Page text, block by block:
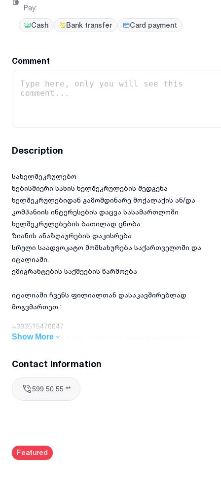
Pay:
Cash Bank transfer Card payment
Comment
Description
სახელშეკრულებო
ნებისმიერი სახის ხელშეკრულების შედგენა
ხელშეკრულებიდან გამომდინარე მოქალაქის ან/და
კომპანიის ინტერესების დაცვა სასამართლოში
ხელშეკრულებების ბათილად ცნობა
ზიანის ანაზღაურების დაკისრება
სრული საადვოკატო მომსახურება საქართველოში და
იტალიაში.
ემიგრანტების საქმეების წარმოება
იტალიაში ჩვენს ფილიალთან დასაკავშირებლად
მოგვმართეთ :
+393515470047
მის: იტალია, ქ. ბარი , პიაცცა ნიკოლა ბალენძანო 12ა
მის: იტალია, ქ. რომი, საადვოკატო ბიურო (წინასწარ
კონსულტაციაზე ჩასაწერად დაგვიკავშირდით წინასწარ
გაითვალისწინეთ: კონსულტაცია ადვოკატთან ფასიანია
Show More
Contact Information
599 50 55 **
Featured